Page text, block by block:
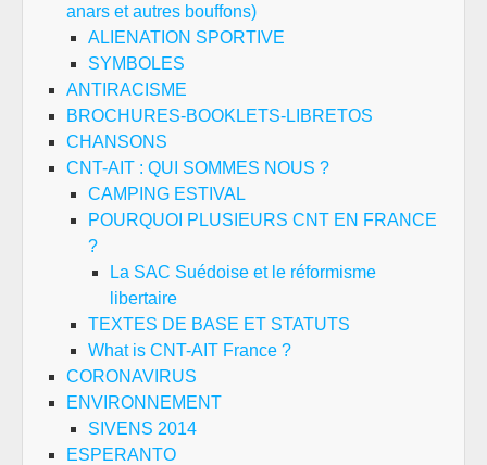
anars et autres bouffons)
ALIENATION SPORTIVE
SYMBOLES
ANTIRACISME
BROCHURES-BOOKLETS-LIBRETOS
CHANSONS
CNT-AIT : QUI SOMMES NOUS ?
CAMPING ESTIVAL
POURQUOI PLUSIEURS CNT EN FRANCE
?
La SAC Suédoise et le réformisme
libertaire
TEXTES DE BASE ET STATUTS
What is CNT-AIT France ?
CORONAVIRUS
ENVIRONNEMENT
SIVENS 2014
ESPERANTO